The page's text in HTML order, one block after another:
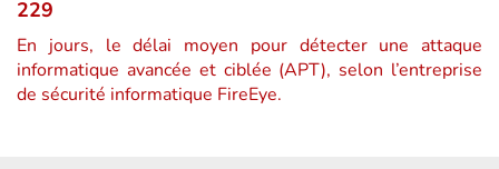
229
En jours, le délai moyen pour détecter une attaque
informatique avancée et ciblée (APT), selon l’entreprise
de sécurité informatique FireEye.